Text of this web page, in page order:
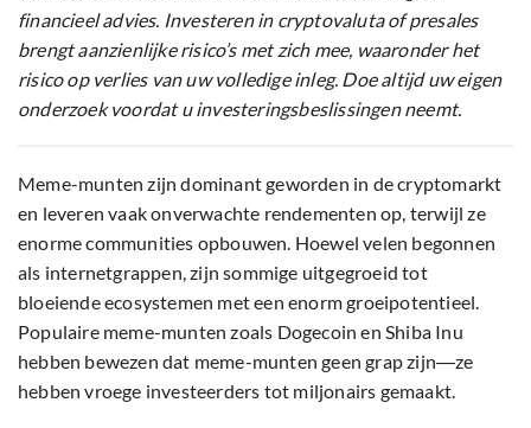
financieel advies. Investeren in cryptovaluta of presales
brengt aanzienlijke risico’s met zich mee, waaronder het
risico op verlies van uw volledige inleg. Doe altijd uw eigen
onderzoek voordat u investeringsbeslissingen neemt.
Meme-munten zijn dominant geworden in de cryptomarkt
en leveren vaak onverwachte rendementen op, terwijl ze
enorme communities opbouwen. Hoewel velen begonnen
als internetgrappen, zijn sommige uitgegroeid tot
bloeiende ecosystemen met een enorm groeipotentieel.
Populaire meme-munten zoals Dogecoin en Shiba Inu
hebben bewezen dat meme-munten geen grap zijn―ze
hebben vroege investeerders tot miljonairs gemaakt.